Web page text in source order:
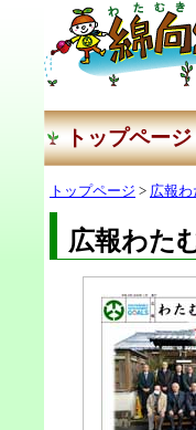
トップページ
トップページ > 広報わ
広報わた